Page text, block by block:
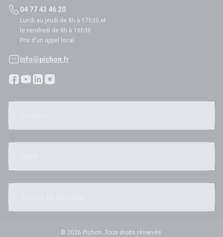
04 77 43 46 20
Lundi au jeudi de 8h à 17h30 et
le vendredi de 8h à 16h30
Prix d'un appel local
info@pichon.fr
© 2026 Pichon. Tous droits réservés.